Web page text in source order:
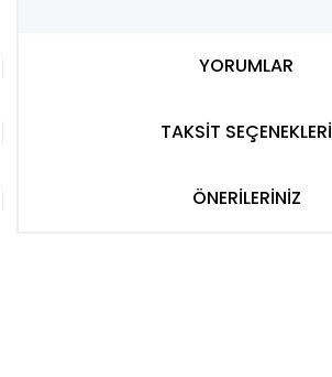
YORUMLAR
TAKSİT SEÇENEKLERİ
ÖNERİLERİNİZ